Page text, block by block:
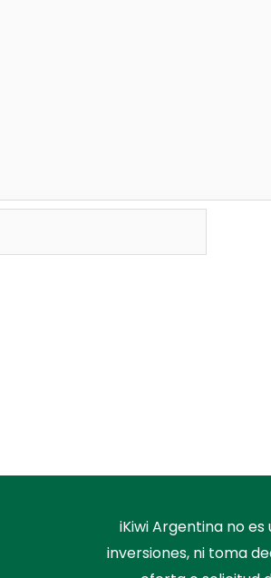
iKiwi Argentina no
inversiones, ni toma